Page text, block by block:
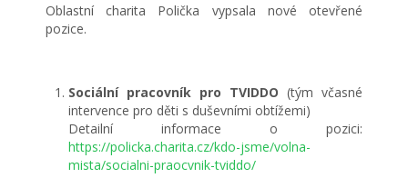
Oblastní charita Polička vypsala nové otevřené
pozice.
Sociální pracovník pro TVIDDO (tým včasné
intervence pro děti s duševními obtížemi)
Detailní informace o pozici:
https://policka.charita.cz/kdo-jsme/volna-
mista/socialni-praocvnik-tviddo/